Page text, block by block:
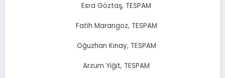
Esra Göztaş, TESPAM
Fatih Marangoz, TESPAM
Oğuzhan Kınay, TESPAM
Arzum Yiğit, TESPAM